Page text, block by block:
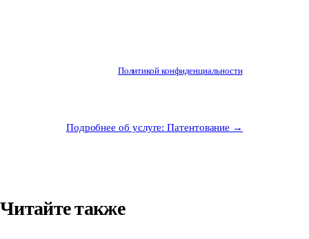
Политикой конфиденциальности.
Подробнее об услуге: Патентование →
Читайте также